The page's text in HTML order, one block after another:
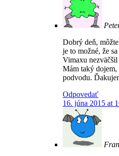
Dobrý deň,
je to možné, že
Vimaxu
Mám taký dojem,
podvodu.
Odpovedať
16. júna 2015 at